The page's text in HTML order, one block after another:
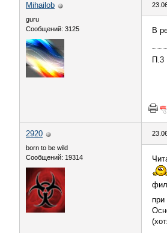
Mihailob
guru
Сообщений: 3125
В
П.3
2920
born to be wild
Сообщений: 19314
при